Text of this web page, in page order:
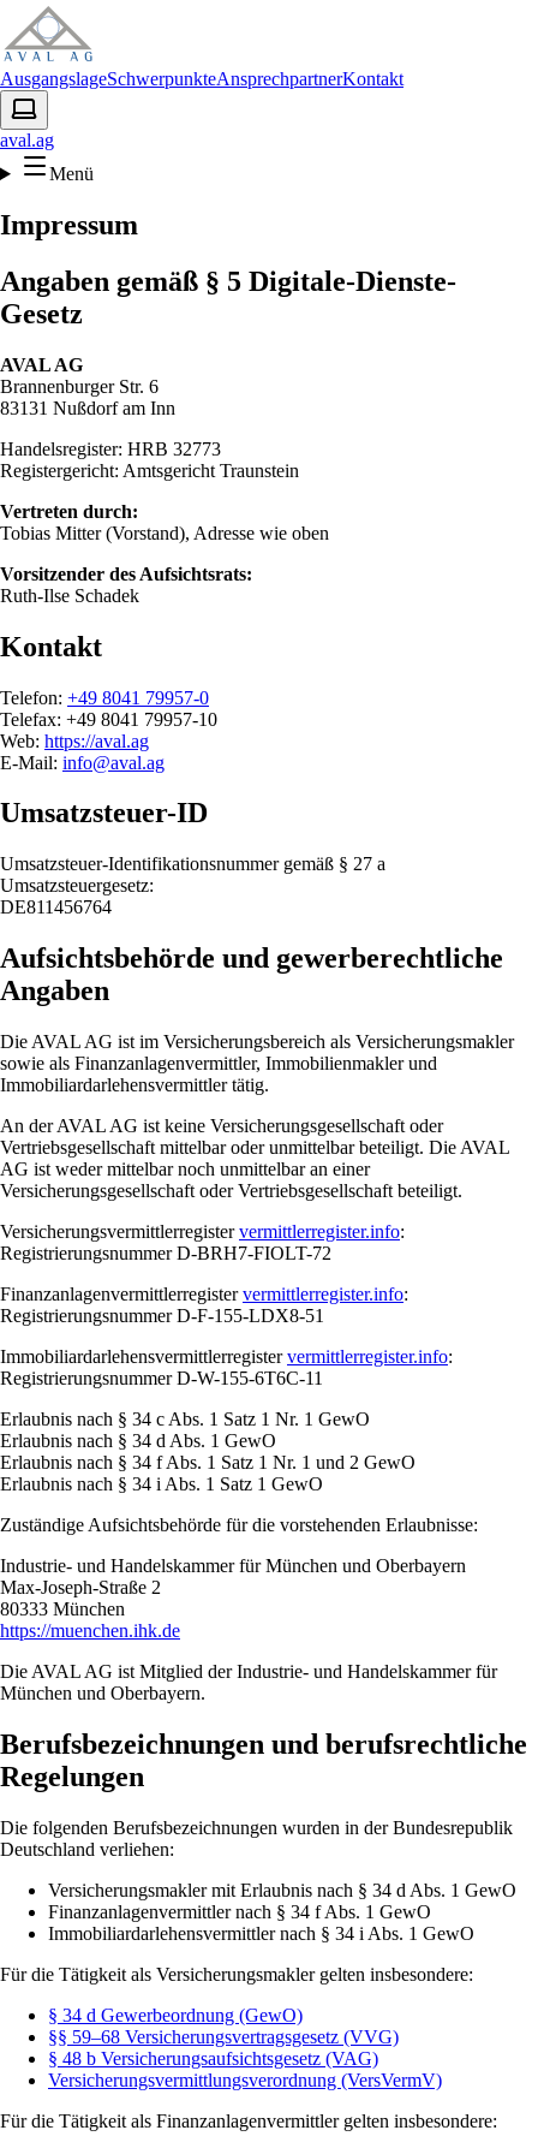
AusgangslageSchwerpunkteAnsprechpartnerKontakt
aval.ag
Menü
Impressum
Angaben gemäß § 5 Digitale-Dienste-
Gesetz
AVAL AG
Brannenburger Str. 6
83131 Nußdorf am Inn
Handelsregister: HRB 32773
Registergericht: Amtsgericht Traunstein
Vertreten durch:
Tobias Mitter (Vorstand), Adresse wie oben
Vorsitzender des Aufsichtsrats:
Ruth-Ilse Schadek
Kontakt
Telefon: +49 8041 79957-0
Telefax: +49 8041 79957-10
Web: https://aval.ag
E-Mail: info@aval.ag
Umsatzsteuer-ID
Umsatzsteuer-Identifikationsnummer gemäß § 27 a
Umsatzsteuergesetz:
DE811456764
Aufsichtsbehörde und gewerberechtliche
Angaben
Die AVAL AG ist im Versicherungsbereich als Versicherungsmakler
sowie als Finanzanlagenvermittler, Immobilienmakler und
Immobiliardarlehensvermittler tätig.
An der AVAL AG ist keine Versicherungsgesellschaft oder
Vertriebsgesellschaft mittelbar oder unmittelbar beteiligt. Die AVAL
AG ist weder mittelbar noch unmittelbar an einer
Versicherungsgesellschaft oder Vertriebsgesellschaft beteiligt.
Versicherungsvermittlerregistervermittlerregister.info:
Registrierungsnummer D-BRH7-FIOLT-72
Finanzanlagenvermittlerregistervermittlerregister.info:
Registrierungsnummer D-F-155-LDX8-51
Immobiliardarlehensvermittlerregistervermittlerregister.info:
Registrierungsnummer D-W-155-6T6C-11
Erlaubnis nach § 34 c Abs. 1 Satz 1 Nr. 1 GewO
Erlaubnis nach § 34 d Abs. 1 GewO
Erlaubnis nach § 34 f Abs. 1 Satz 1 Nr. 1 und 2 GewO
Erlaubnis nach § 34 i Abs. 1 Satz 1 GewO
Zuständige Aufsichtsbehörde für die vorstehenden Erlaubnisse:
Industrie- und Handelskammer für München und Oberbayern
Max-Joseph-Straße 2
80333 München
https://muenchen.ihk.de
Die AVAL AG ist Mitglied der Industrie- und Handelskammer für
München und Oberbayern.
Berufsbezeichnungen und berufsrechtliche
Regelungen
Die folgenden Berufsbezeichnungen wurden in der Bundesrepublik
Deutschland verliehen:
Versicherungsmakler mit Erlaubnis nach § 34 d Abs. 1 GewO
Finanzanlagenvermittler nach § 34 f Abs. 1 GewO
Immobiliardarlehensvermittler nach § 34 i Abs. 1 GewO
Für die Tätigkeit als Versicherungsmakler gelten insbesondere:
§ 34 d Gewerbeordnung (GewO)
§§ 59–68 Versicherungsvertragsgesetz (VVG)
§ 48 b Versicherungsaufsichtsgesetz (VAG)
Versicherungsvermittlungsverordnung (VersVermV)
Für die Tätigkeit als Finanzanlagenvermittler gelten insbesondere: